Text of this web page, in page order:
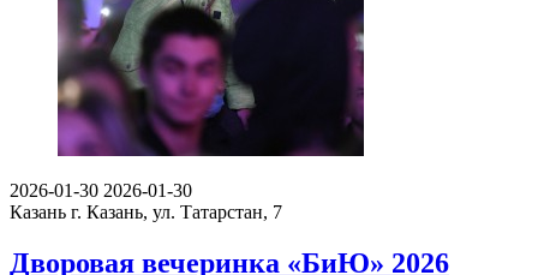
2026-01-30 2026-01-30
Казань г. Казань, ул. Татарстан, 7
Дворовая вечеринка «БиЮ» 2026